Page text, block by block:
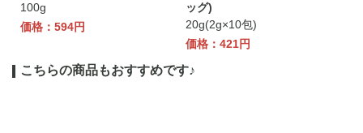
100g
価格：594円
ッグ)
20g(2g×10包)
価格：421円
こちらの商品もおすすめです♪